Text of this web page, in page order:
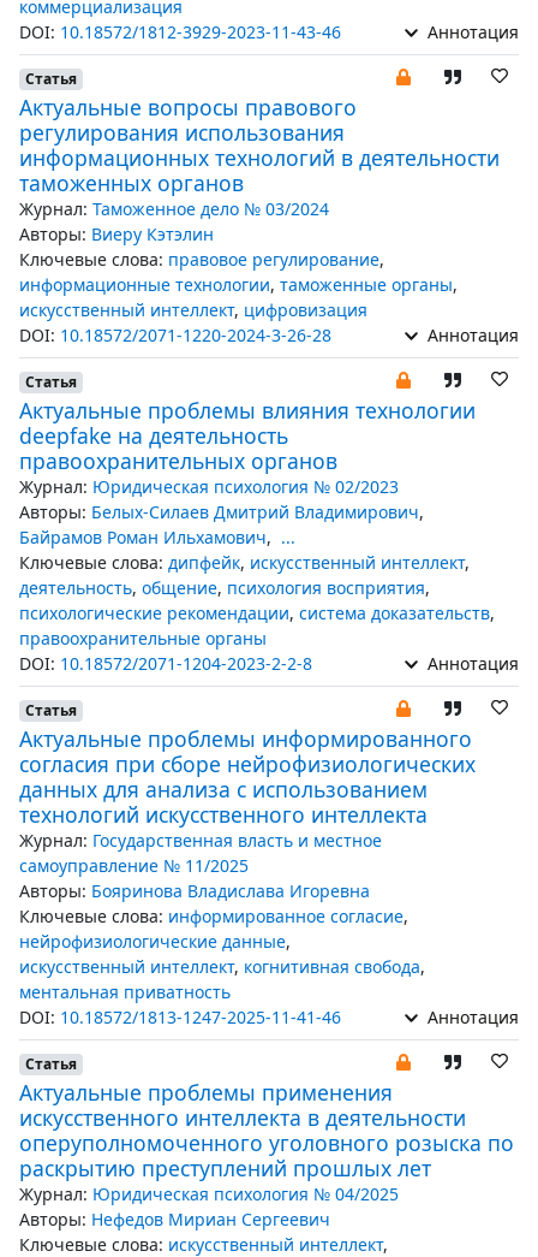
коммерциализация
DOI: 10.18572/1812-3929-2023-11-43-46 Аннотация
Статья
Актуальные вопросы правового
регулирования использования
информационных технологий в деятельности
таможенных органов
Журнал: Таможенное дело № 03/2024
Авторы: Виеру Кэтэлин
Ключевые слова: правовое регулирование,
информационные технологии, таможенные органы,
искусственный интеллект, цифровизация
DOI: 10.18572/2071-1220-2024-3-26-28 Аннотация
Статья
Актуальные проблемы влияния технологии
deepfake на деятельность
правоохранительных органов
Журнал: Юридическая психология № 02/2023
Авторы: Белых-Силаев Дмитрий Владимирович,
Байрамов Роман Ильхамович, ...
Ключевые слова: дипфейк, искусственный интеллект,
деятельность, общение, психология восприятия,
психологические рекомендации, система доказательств,
правоохранительные органы
DOI: 10.18572/2071-1204-2023-2-2-8 Аннотация
Статья
Актуальные проблемы информированного
согласия при сборе нейрофизиологических
данных для анализа с использованием
технологий искусственного интеллекта
Журнал: Государственная власть и местное
самоуправление № 11/2025
Авторы: Бояринова Владислава Игоревна
Ключевые слова: информированное согласие,
нейрофизиологические данные,
искусственный интеллект, когнитивная свобода,
ментальная приватность
DOI: 10.18572/1813-1247-2025-11-41-46 Аннотация
Статья
Актуальные проблемы применения
искусственного интеллекта в деятельности
оперуполномоченного уголовного розыска по
раскрытию преступлений прошлых лет
Журнал: Юридическая психология № 04/2025
Авторы: Нефедов Мириан Сергеевич
Ключевые слова: искусственный интеллект,